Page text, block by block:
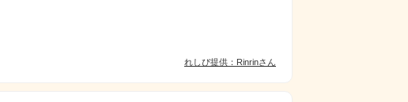
れしぴ提供：Rinrinさん